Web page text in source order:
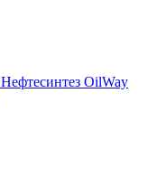
OilWay